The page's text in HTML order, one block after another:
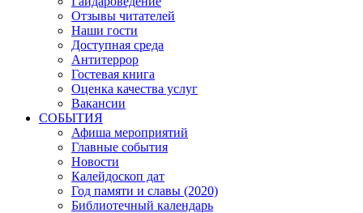
Отзывы читателей
Наши гости
Доступная среда
Антитеррор
Гостевая книга
Оценка качества услуг
Вакансии
СОБЫТИЯ
Афиша мероприятий
Главные события
Новости
Калейдоскоп дат
Год памяти и славы (2020)
Библиотечный календарь